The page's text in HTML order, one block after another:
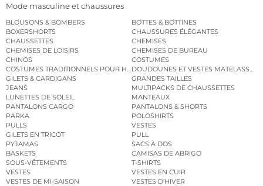
Mode masculine et chaussures
BLOUSONS & BOMBERS
BOTTES & BOTTINES
BOXERSHORTS
CHAUSSURES ÉLÉGANTES
CHAUSSETTES
CHEMISES
CHEMISES DE LOISIRS
CHEMISES DE BUREAU
CHINOS
COSTUMES
COSTUMES TRADITIONNELS POUR HOMMEDOUDOUNES ET VESTES MATELASSÉES
GILETS & CARDIGANS
GRANDES TAILLES
JEANS
MULTIPACKS DE CHAUSSETTES
LUNETTES DE SOLEIL
MANTEAUX
PANTALONS CARGO
PANTALONS & SHORTS
PARKA
POLOSHIRTS
PULLS
VESTES
GILETS EN TRICOT
PULL
PYJAMAS
SACS À DOS
BASKETS
CAMISAS DE ABRIGO
SOUS-VÊTEMENTS
T-SHIRTS
VESTES
VESTES EN CUIR
VESTES DE MI-SAISON
VESTES D’HIVER